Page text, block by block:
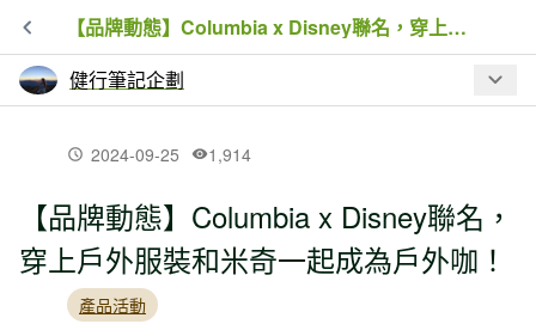
【品牌動態】Columbia x Disney聯名，穿上戶外服裝和米奇一起成為戶外咖！
健行筆記企劃
最新文章
【新品上市】Canon「為V而生」重磅登
場， PowerShot V1 正式亮相！
2024-09-25 1,914
【品牌動態】Columbia x Disney聯名，
穿上戶外服裝和米奇一起成為戶外咖！
產品活動